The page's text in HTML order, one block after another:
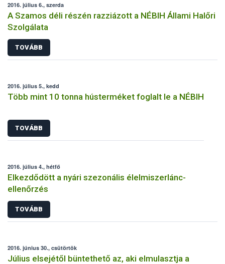
2016. július 6., szerda
A Szamos déli részén razziázott a NÉBIH Állami Halőri
Szolgálata
TOVÁBB
2016. július 5., kedd
Több mint 10 tonna hústerméket foglalt le a NÉBIH
TOVÁBB
2016. július 4., hétfő
Elkezdődött a nyári szezonális élelmiszerlánc-
ellenőrzés
TOVÁBB
2016. június 30., csütörtök
Július elsejétől büntethető az, aki elmulasztja a